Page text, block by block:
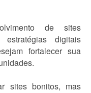
de sites
digitais
fortalecer sua
sites bonitos, mas